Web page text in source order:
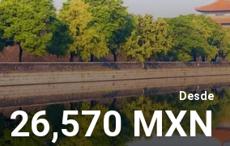
Desde
26,570 MXN